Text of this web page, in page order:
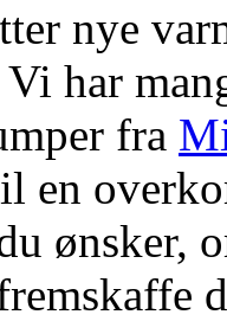
nye
Vi har
fra
en
ønsker,